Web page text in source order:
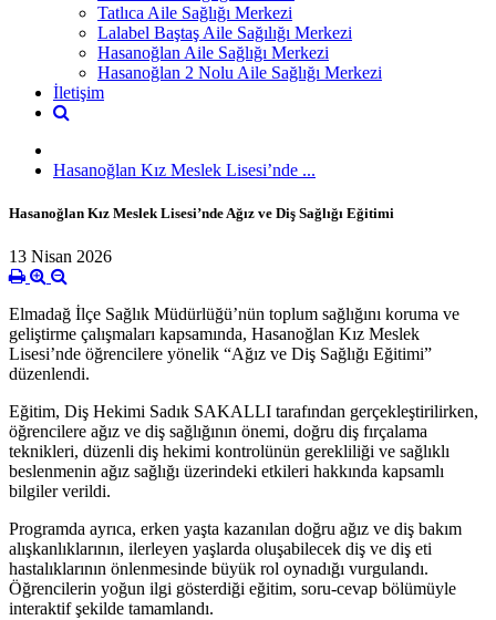
Tatlıca Aile Sağlığı Merkezi
Lalabel Baştaş Aile Sağılığı Merkezi
Hasanoğlan Aile Sağlığı Merkezi
Hasanoğlan 2 Nolu Aile Sağlığı Merkezi
İletişim
Hasanoğlan Kız Meslek Lisesi’nde ...
Hasanoğlan Kız Meslek Lisesi’nde Ağız ve Diş Sağlığı Eğitimi
13 Nisan 2026
Elmadağ İlçe Sağlık Müdürlüğü’nün toplum sağlığını koruma ve
geliştirme çalışmaları kapsamında, Hasanoğlan Kız Meslek
Lisesi’nde öğrencilere yönelik “Ağız ve Diş Sağlığı Eğitimi”
düzenlendi.
Eğitim, Diş Hekimi Sadık SAKALLI tarafından gerçekleştirilirken,
öğrencilere ağız ve diş sağlığının önemi, doğru diş fırçalama
teknikleri, düzenli diş hekimi kontrolünün gerekliliği ve sağlıklı
beslenmenin ağız sağlığı üzerindeki etkileri hakkında kapsamlı
bilgiler verildi.
Programda ayrıca, erken yaşta kazanılan doğru ağız ve diş bakım
alışkanlıklarının, ilerleyen yaşlarda oluşabilecek diş ve diş eti
hastalıklarının önlenmesinde büyük rol oynadığı vurgulandı.
Öğrencilerin yoğun ilgi gösterdiği eğitim, soru-cevap bölümüyle
interaktif şekilde tamamlandı.